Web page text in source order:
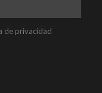
de privacidad